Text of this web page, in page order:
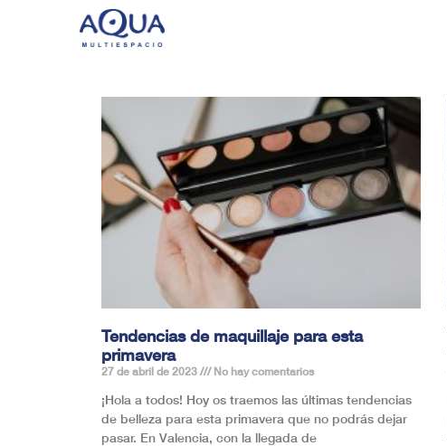
Tendencias de maquillaje para esta
primavera
27 de abril de 2023 No hay comentarios
¡Hola a todos! Hoy os traemos las últimas tendencias
de belleza para esta primavera que no podrás dejar
pasar. En Valencia, con la llegada de